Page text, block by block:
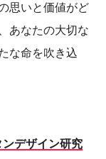
思いと価値がど
あなたの大切な
な命を吹き込
ンデザイン研究